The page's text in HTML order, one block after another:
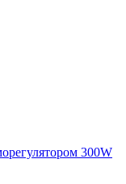
300W